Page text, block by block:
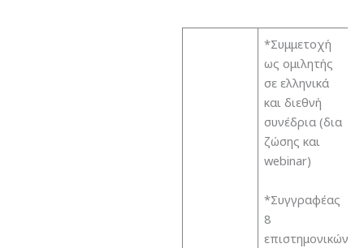
*Συμμετοχή
ως ομιλητής
σε ελληνικά
και διεθνή
συνέδρια (δια
ζώσης και
webinar)
*Συγγραφέας
8
επιστημονικών